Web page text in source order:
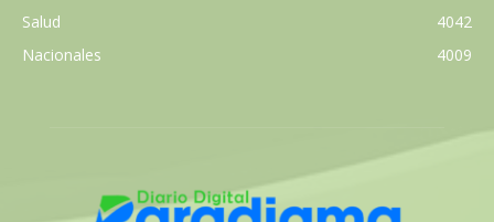
Salud
4042
Nacionales
4009